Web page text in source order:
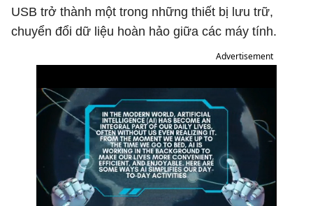
USB trở thành một trong những thiết bị lưu trữ,
chuyển đổi dữ liệu hoàn hảo giữa các máy tính.
Advertisement